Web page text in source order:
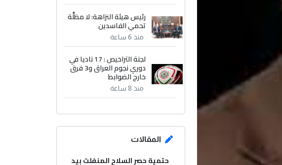
رئيس هيئة النزاهة: لا مظلَّة
تحمي الفاسدين
منذ 6 ساعة
لجنة التراخيص : 17 ناديا في
دوري نجوم العراق و3 فرق
خارج الضوابط
منذ 8 ساعة
المقالات
حتمية حصر السلاح المنفلت بيد